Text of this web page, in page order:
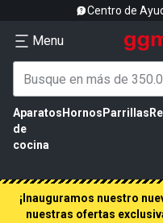
Centro de
Menu
Aparatos
de
cocina
Hornos Parrillas
¡Inauguramos nuestro
nuestras ofertas